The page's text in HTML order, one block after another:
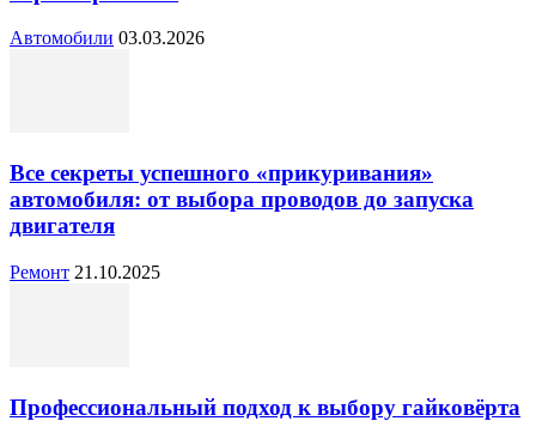
Автомобили 03.03.2026
Все секреты успешного «прикуривания»
автомобиля: от выбора проводов до запуска
двигателя
Ремонт 21.10.2025
Профессиональный подход к выбору гайковёрта